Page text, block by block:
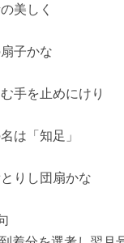
の手話の
棋士の扇子
もむ手を止
んの名は「
を看とりし